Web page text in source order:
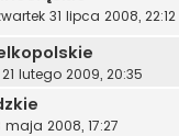
31 lipca 2008, 22:12
lutego 2009, 20:35
maja 2008, 17:27